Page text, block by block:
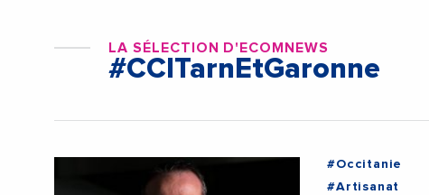
LA SÉLECTION D'ECOMNEWS
#CCITarnEtGaronne
#Occitanie
#Artisanat